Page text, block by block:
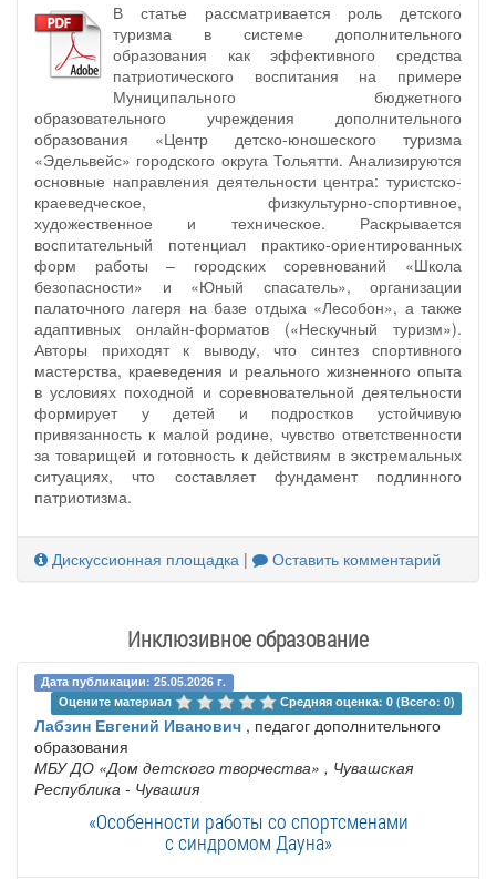
В статье рассматривается роль детского
туризма в системе дополнительного
образования как эффективного средства
патриотического воспитания на примере
Муниципального бюджетного
образовательного учреждения дополнительного
образования «Центр детско-юношеского туризма
«Эдельвейс» городского округа Тольятти. Анализируются
основные направления деятельности центра: туристско-
краеведческое, физкультурно-спортивное,
художественное и техническое. Раскрывается
воспитательный потенциал практико-ориентированных
форм работы – городских соревнований «Школа
безопасности» и «Юный спасатель», организации
палаточного лагеря на базе отдыха «Лесобон», а также
адаптивных онлайн-форматов («Нескучный туризм»).
Авторы приходят к выводу, что синтез спортивного
мастерства, краеведения и реального жизненного опыта
в условиях походной и соревновательной деятельности
формирует у детей и подростков устойчивую
привязанность к малой родине, чувство ответственности
за товарищей и готовность к действиям в экстремальных
ситуациях, что составляет фундамент подлинного
патриотизма.
Дискуссионная площадка | Оставить комментарий
Инклюзивное образование
Дата публикации: 25.05.2026 г.
Оцените материал
Средняя оценка: 0 (Всего: 0)
Лабзин Евгений Иванович , педагог дополнительного
образования
МБУ ДО «Дом детского творчества» , Чувашская
Республика - Чувашия
«Особенности работы со спортсменами
с синдромом Дауна»